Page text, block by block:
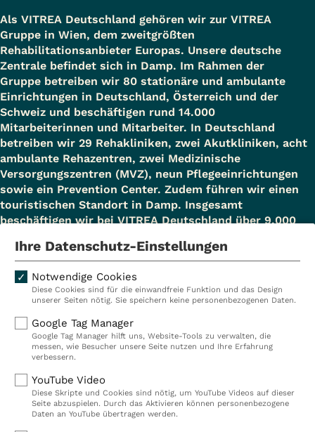
Als VITREA Deutschland gehören wir zur VITREA
Gruppe in Wien, dem zweitgrößten
Rehabilitationsanbieter Europas. Unsere deutsche
Zentrale befindet sich in Damp. Im Rahmen der
Gruppe betreiben wir 80 stationäre und ambulante
Einrichtungen in Deutschland, Österreich und der
Schweiz und beschäftigen rund 14.000
Mitarbeiterinnen und Mitarbeiter. In Deutschland
betreiben wir 29 Rehakliniken, zwei Akutkliniken, acht
ambulante Rehazentren, zwei Medizinische
Versorgungszentren (MVZ), neun Pflegeeinrichtungen
sowie ein Prevention Center. Zudem führen wir einen
touristischen Standort in Damp. Insgesamt
beschäftigen wir bei VITREA Deutschland über 9.000
Kliniken
Ambulant
Reha
Prävention
Karriere
VITREA Deutschland
IMPRESSUM
Ihre Datenschutz-Einstellungen
Notwendige Cookies
Diese Cookies sind für die einwandfreie Funktion und das Design
unserer Seiten nötig. Sie speichern keine personenbezogenen Daten.
Google Tag Manager
Google Tag Manager hilft uns, Website-Tools zu verwalten, die
messen, wie Besucher unsere Seite nutzen und Ihre Erfahrung
verbessern.
YouTube Video
Diese Skripte und Cookies sind nötig, um YouTube Videos auf dieser
Seite abzuspielen. Durch das Aktivieren können personenbezogene
Daten an YouTube übertragen werden.